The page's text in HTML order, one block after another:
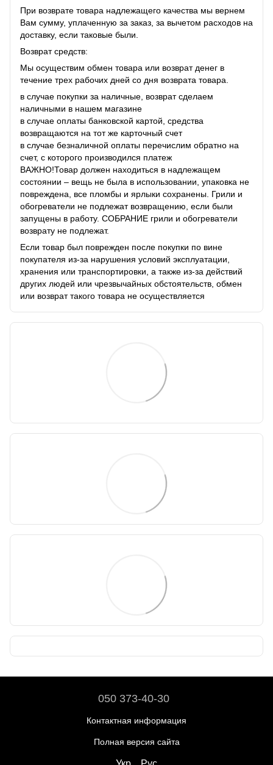
При возврате товара надлежащего качества мы вернем
Вам сумму, уплаченную за заказ, за ​​вычетом расходов на
доставку, если таковые были.
Возврат средств:
Мы осуществим обмен товара или возврат денег в
течение трех рабочих дней со дня возврата товара.
в случае покупки за наличные, возврат сделаем
наличными в нашем магазине
в случае оплаты банковской картой, средства
возвращаются на тот же карточный счет
в случае безналичной оплаты перечислим обратно на
счет, с которого производился платеж
ВАЖНО!Товар должен находиться в надлежащем
состоянии – вещь не была в использовании, упаковка не
повреждена, все пломбы и ярлыки сохранены. Грили и
обогреватели не подлежат возвращению, если были
запущены в работу. СОБРАНИЕ грили и обогреватели
возврату не подлежат.
Если товар был поврежден после покупки по вине
покупателя из-за нарушения условий эксплуатации,
хранения или транспортировки, а также из-за действий
других людей или чрезвычайных обстоятельств, обмен
или возврат такого товара не осуществляется
050 373-40-30
Контактная информация
Полная версия сайта